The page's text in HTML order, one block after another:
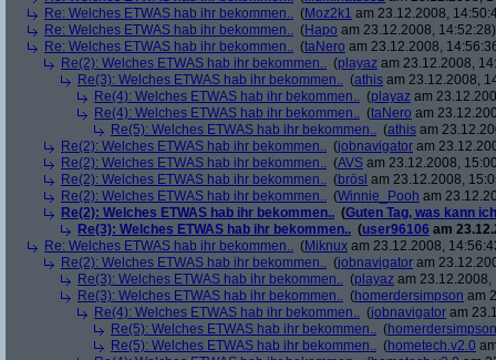
Re: Welches ETWAS hab ihr bekommen.. (Moz2k1 am 23.12.2008,
Re: Welches ETWAS hab ihr bekommen.. (Hapo am 23.12.2008, 14:52:28)
Re: Welches ETWAS hab ihr bekommen.. (taNero am 23.12.2008,
Re(2): Welches ETWAS hab ihr bekommen.. (playaz am 23.12.2008,
Re(3): Welches ETWAS hab ihr bekommen.. (athis am 23.12.2008,
Re(4): Welches ETWAS hab ihr bekommen.. (playaz am
Re(4): Welches ETWAS hab ihr bekommen.. (taNero am
Re(5): Welches ETWAS hab ihr bekommen.. (athis am
Re(2): Welches ETWAS hab ihr bekommen.. (jobnavigator am
Re(2): Welches ETWAS hab ihr bekommen.. (AVS am 23.12.2008,
Re(2): Welches ETWAS hab ihr bekommen.. (brösl am 23.12.2008,
Re(2): Welches ETWAS hab ihr bekommen.. (Winnie_Pooh am
Re(2): Welches ETWAS hab ihr bekommen.. (Guten Tag, was kann
Re(3): Welches ETWAS hab ihr bekommen.. (user96106 am
Re: Welches ETWAS hab ihr bekommen.. (Miknux am 23.12.2008,
Re(2): Welches ETWAS hab ihr bekommen.. (jobnavigator am
Re(3): Welches ETWAS hab ihr bekommen.. (playaz am 23.12.2008,
Re(3): Welches ETWAS hab ihr bekommen.. (homerdersimpson am
Re(4): Welches ETWAS hab ihr bekommen.. (jobnavigator am
Re(5): Welches ETWAS hab ihr bekommen.. (homerdersimpson
Re(5): Welches ETWAS hab ihr bekommen.. (hometech.v2.0